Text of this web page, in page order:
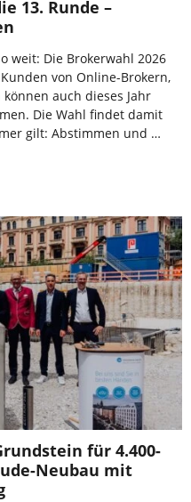
13. Runde –
weit: Die Brokerwahl 2026
von Online-Brokern,
auch dieses Jahr
Die Wahl findet damit
gilt: Abstimmen und …
für 4.400-
Neubau mit